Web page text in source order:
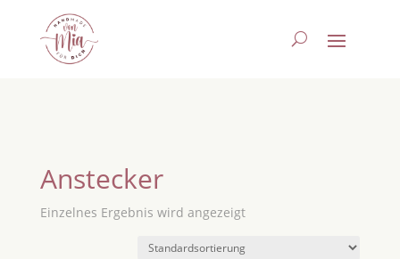
Anstecker
Einzelnes Ergebnis wird angezeigt